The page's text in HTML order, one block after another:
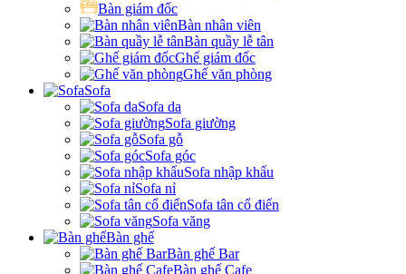
Bàn giám đốc
Bàn nhân viên
Bàn quầy lễ tân
Ghế giám đốc
Ghế văn phòng
Sofa
Sofa da
Sofa giường
Sofa gỗ
Sofa góc
Sofa nhập khẩu
Sofa nỉ
Sofa tân cổ điển
Sofa văng
Bàn ghế
Bàn ghế Bar
Bàn ghế Cafe